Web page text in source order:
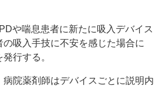
や喘息患者に新たに吸入デバイス
の吸入手技に不安を感じた場合に
行する。
院薬剤師はデバイスごとに説明内